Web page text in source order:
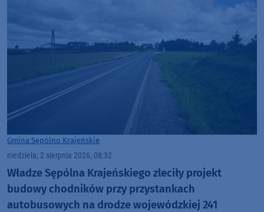
Gmina Sępólno Krajeńskie
niedziela, 2 sierpnia 2026, 08:32
Władze Sępólna Krajeńskiego zleciły projekt
budowy chodników przy przystankach
autobusowych na drodze wojewódzkiej 241